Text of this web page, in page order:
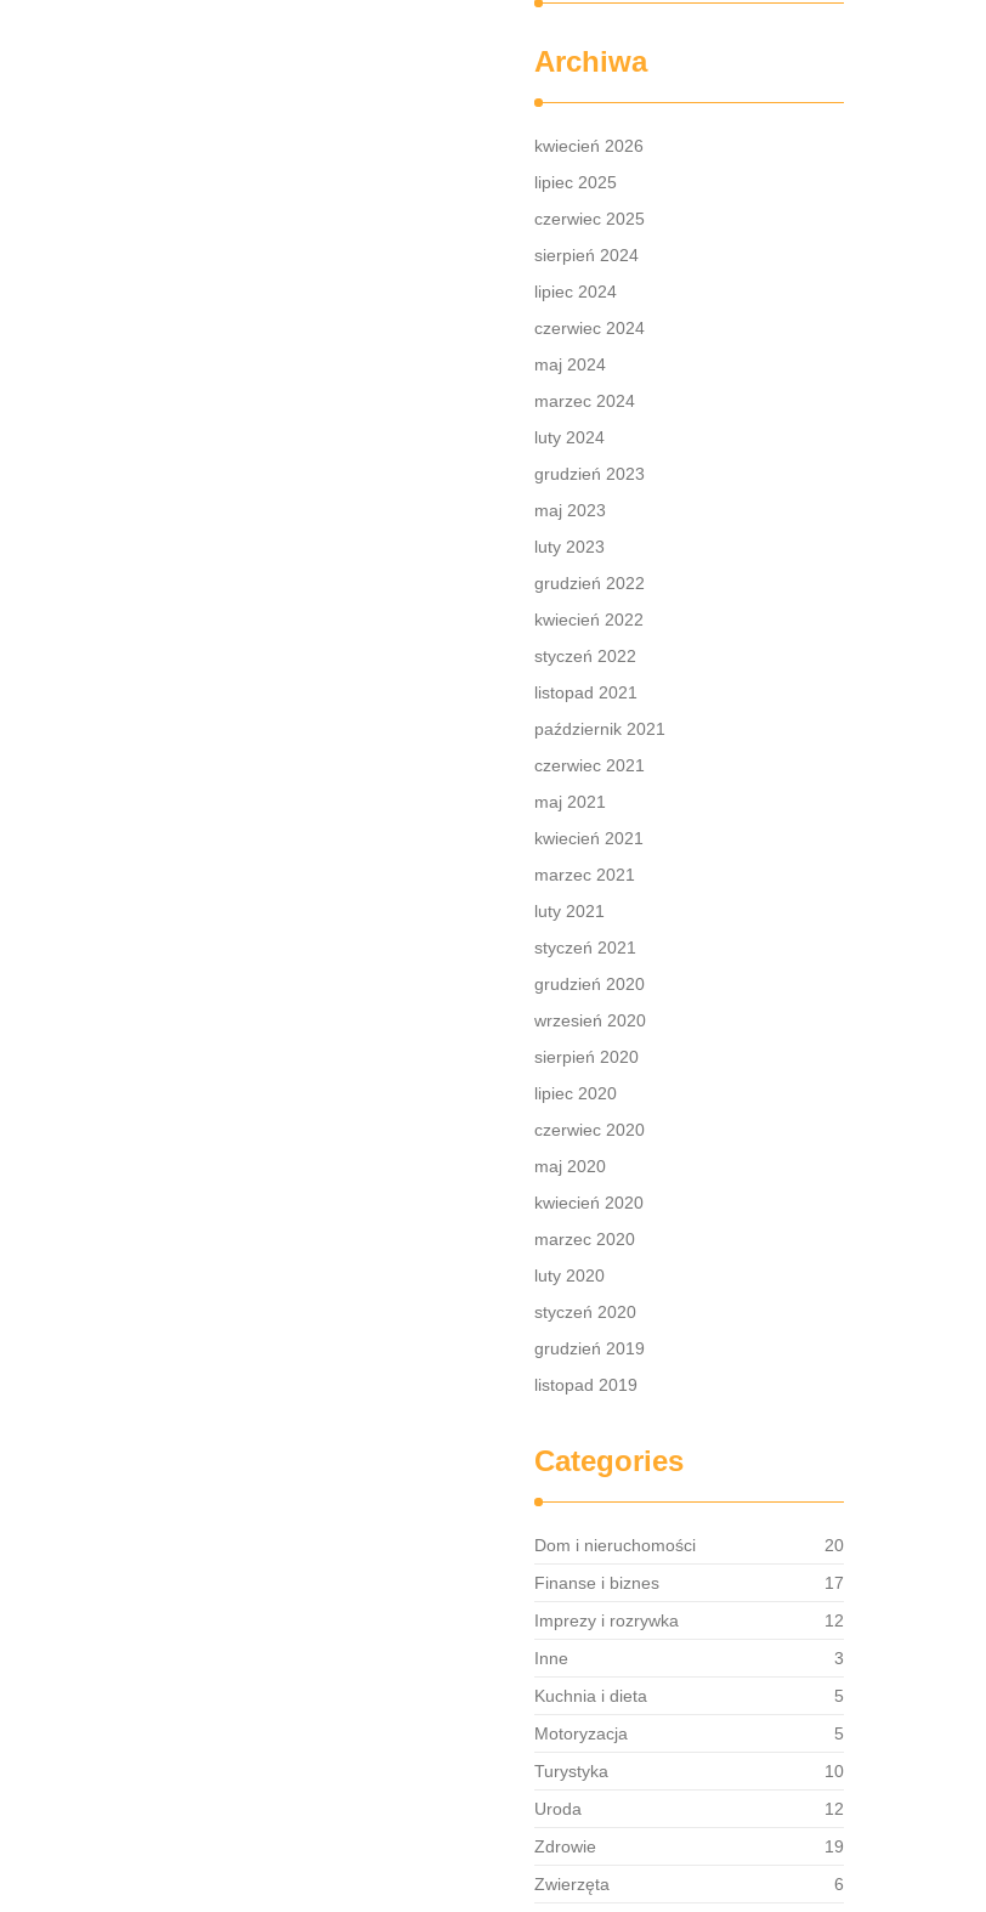
Archiwa
kwiecień 2026
lipiec 2025
czerwiec 2025
sierpień 2024
lipiec 2024
czerwiec 2024
maj 2024
marzec 2024
luty 2024
grudzień 2023
maj 2023
luty 2023
grudzień 2022
kwiecień 2022
styczeń 2022
listopad 2021
październik 2021
czerwiec 2021
maj 2021
kwiecień 2021
marzec 2021
luty 2021
styczeń 2021
grudzień 2020
wrzesień 2020
sierpień 2020
lipiec 2020
czerwiec 2020
maj 2020
kwiecień 2020
marzec 2020
luty 2020
styczeń 2020
grudzień 2019
listopad 2019
Categories
Dom i nieruchomości
20
Finanse i biznes
17
Imprezy i rozrywka
12
Inne
3
Kuchnia i dieta
5
Motoryzacja
5
Turystyka
10
Uroda
12
Zdrowie
19
Zwierzęta
6